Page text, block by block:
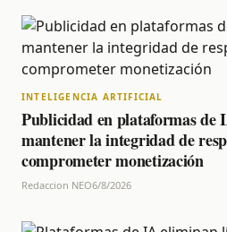
INTELIGENCIA ARTIFICIAL
Publicidad en plataformas de
mantener la integridad de
comprometer monetización
Redaccion NEO6/8/2026